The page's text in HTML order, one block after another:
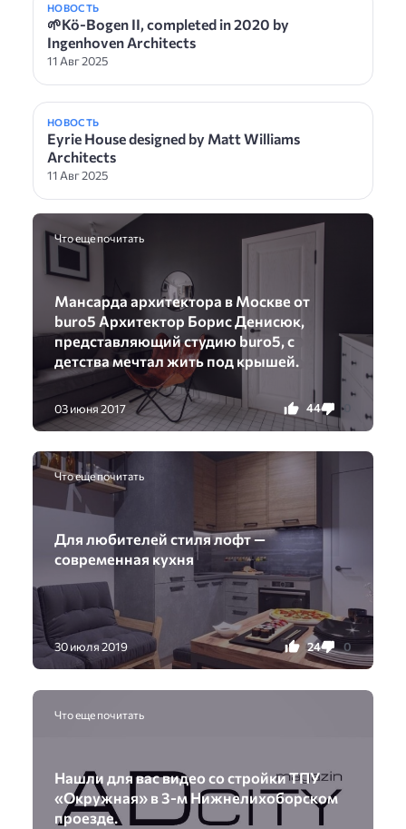
НОВОСТЬ
🌱Kö-Bogen II, completed in 2020 by
Ingenhoven Architects
11 Авг 2025
НОВОСТЬ
Eyrie House designed by Matt Williams
Architects
11 Авг 2025
Что еще почитать
Мансарда архитектора в Москве от
buro5 Архитектор Борис Денисюк,
представляющий студию buro5, с
детства мечтал жить под крышей.
03 июня 2017 44 0
Что еще почитать
Для любителей стиля лофт —
современная кухня
30 июля 2019 24 0
Что еще почитать
Нашли для вас видео со стройки ТПУ
«Окружная» в 3-м Нижнелихоборском
проезде.